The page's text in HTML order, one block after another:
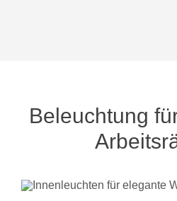
Beleuchtung